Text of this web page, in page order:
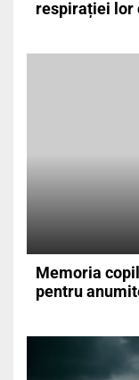
respirației lor
Memoria
pentru